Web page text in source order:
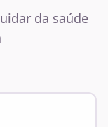
da saúde